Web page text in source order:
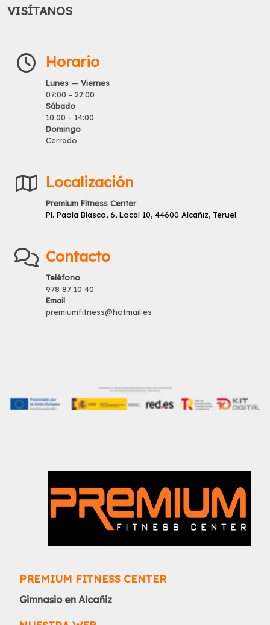
VISÍTANOS
Horario
Lunes — Viernes
07:00 - 22:00
Sábado
10:00 - 14:00
Domingo
Cerrado
Localización
Premium Fitness Center
Pl. Paola Blasco, 6, Local 10, 44600 Alcañiz, Teruel
Contacto
Teléfono
978 87 10 40
Email
premiumfitness@hotmail.es
PREMIUM FITNESS CENTER
Gimnasio en Alcañiz